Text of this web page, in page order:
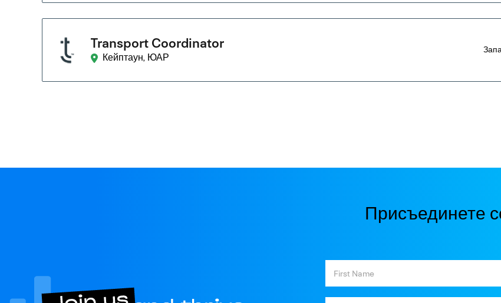
Transport Coordinator
Кейптаун, ЮАР
Присъединете